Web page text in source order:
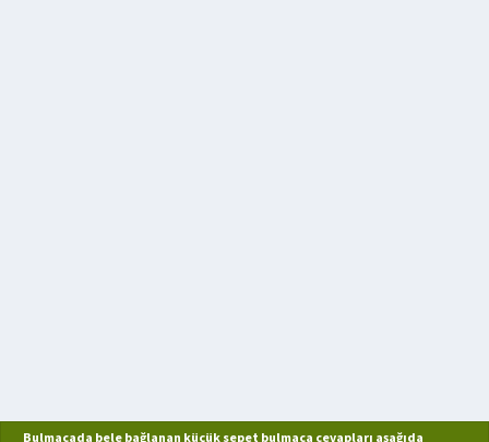
Bulmacada bele bağlanan küçük sepet bulmaca cevapları aşağıda